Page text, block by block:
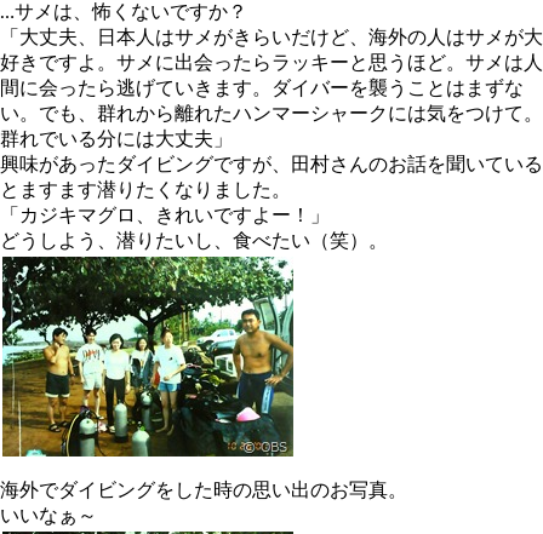
…サメは、怖くないですか？
「大丈夫、日本人はサメがきらいだけど、海外の人はサメが大
好きですよ。サメに出会ったらラッキーと思うほど。サメは人
間に会ったら逃げていきます。ダイバーを襲うことはまずな
い。でも、群れから離れたハンマーシャークには気をつけて。
群れでいる分には大丈夫」
興味があったダイビングですが、田村さんのお話を聞いている
とますます潜りたくなりました。
「カジキマグロ、きれいですよー！」
どうしよう、潜りたいし、食べたい（笑）。
海外でダイビングをした時の思い出のお写真。
いいなぁ～